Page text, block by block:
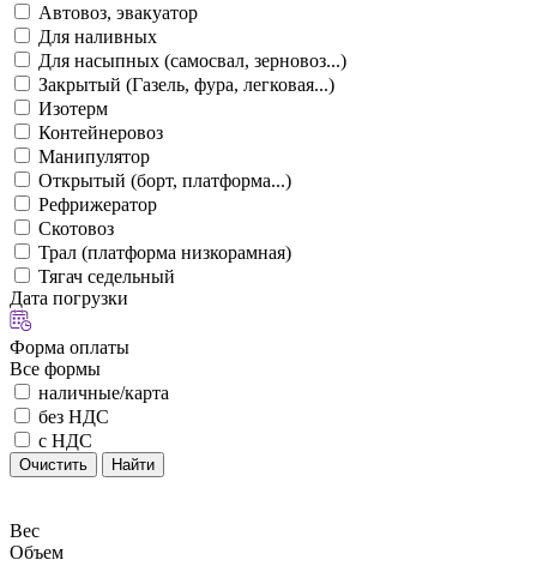
Автовоз, эвакуатор
Для наливных
Для насыпных (самосвал, зерновоз...)
Закрытый (Газель, фура, легковая...)
Изотерм
Контейнеровоз
Манипулятор
Открытый (борт, платформа...)
Рефрижератор
Скотовоз
Трал (платформа низкорамная)
Тягач седельный
Дата погрузки
Форма оплаты
Все формы
наличные/карта
без НДС
с НДС
Очистить Найти
Вес
Объем